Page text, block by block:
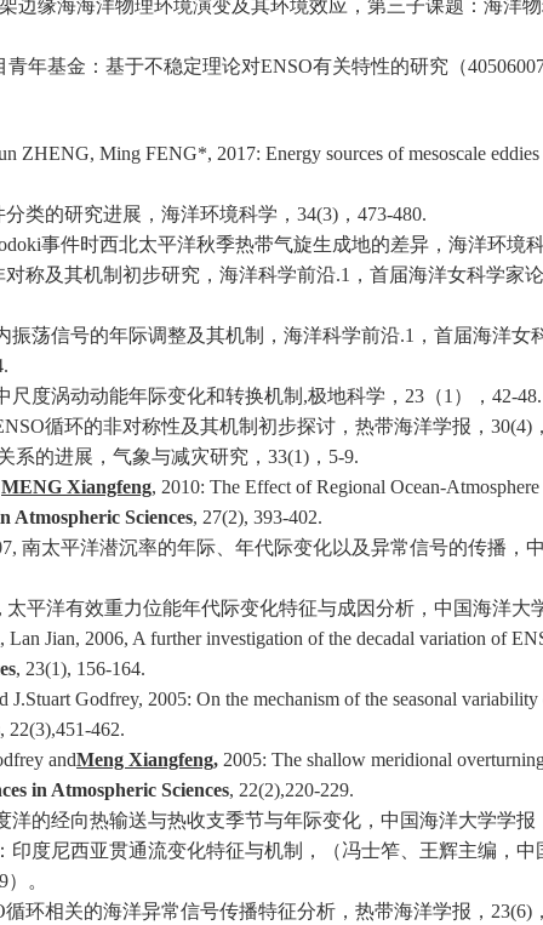
边缘海海洋物理环境演变及其环境效应，第三子课题：海洋
青年基金：基于不稳定理论对ENSO有关特性的研究（
ZHENG, Ming FENG*, 2017: Energy sources of mesoscale eddies
分类的研究进展，海洋环境科学， 34(3) ， 473-480.
事件时西北太平洋秋季热带气旋生成地的差异，海洋环境科
对称及其机制初步研究，海洋科学前沿.1 ，首届海洋女科学家
振荡信号的年际调整及其机制，海洋科学前沿.1 ，首届海洋女
尺度涡动动能年际变化和转换机制 ,极地科学， 23 （1 ）， 42-48.
循环的非对称性及其机制初步探讨，热带海洋学报， 30(4) ，
系的进展，气象与减灾研究， 33(1) ， 5-9.
MENG Xiangfeng, 2010: The Effect of Regional Ocean-
Atmospheric Sciences, 27(2), 393-402.
南太平洋潜沉率的年际、年代际变化以及异常信号的传播，
太平洋有效重力位能年代际变化特征与成因分析，中国海洋大
Jian, 2006, A further investigation of the decadal variation of
, 23(1), 156-164.
J.Stuart Godfrey, 2005: On the mechanism of the seasonal
, 22(3),451-462.
andMeng Xiangfeng, 2005: The shallow meridional
in Atmospheric Sciences, 22(2),220-229.
洋的经向热输送与热收支季节与年际变化，中国海洋大学学报
：印度尼西亚贯通流变化特征与机制，（冯士笮、王辉主编，
）。
循环相关的海洋异常信号传播特征分析，热带海洋学报， 23(6) ，